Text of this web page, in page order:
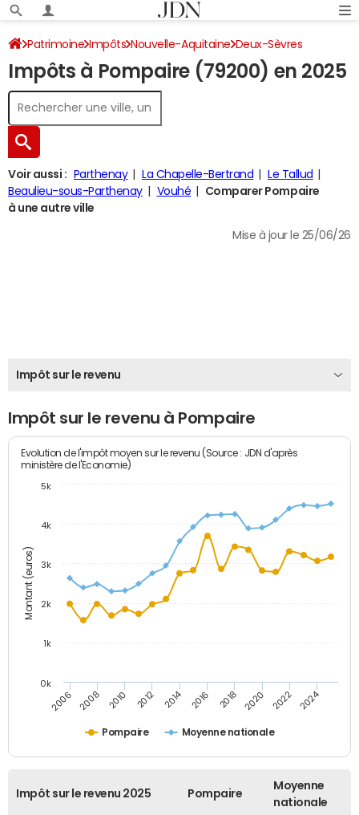
Patrimoine Impôts Nouvelle-Aquitaine Deux-Sèvres
Pompaire Impôt sur le revenu
Impôts à Pompaire (79200) en 2025
Voir aussi : Parthenay La Chapelle-Bertrand
Le Tallud
Beaulieu-sous-Parthenay
Vouhé
Comparer Pompaire
à une autre ville
Mise à jour le 25/06/26
Impôt sur le revenu
Impôt sur le revenu à Pompaire
Montant (euros)
Evolution de l'impôt moyen sur le revenu (Source : JDN d'après
ministère de l'Economie)
Pompaire Moyenne nationale
2006 2008 2010 2012 2014 2016 2018 2020 2022 2024
0k
1k
2k
3k
4k
5k
Impôt sur le revenu 2025 Pompaire
Moyenne
nationale